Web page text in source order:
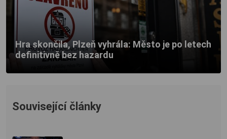
Hra skončila, Plzeň vyhrála: Město je po letech
definitivně bez hazardu
Související články